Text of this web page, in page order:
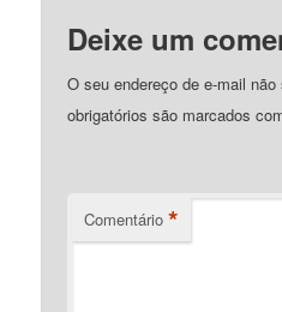
Deixe um
O seu endereço de e-mail não
obrigatórios são marcados
Comentário *